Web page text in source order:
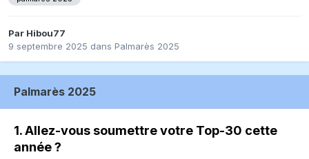
Par Hibou77
9 septembre 2025 dans Palmarès 2025
Palmarès 2025
1. Allez-vous soumettre votre Top-30 cette
année ?